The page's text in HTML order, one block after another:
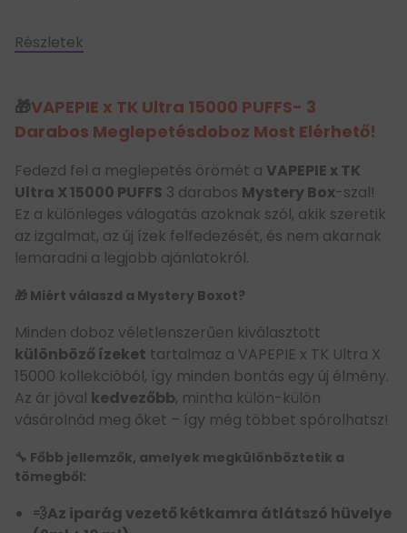
Részletek
🎁VAPEPIE x TK Ultra 15000 PUFFS- 3
Darabos Meglepetésdoboz Most Elérhető!
Fedezd fel a meglepetés örömét a VAPEPIE x TK
Ultra X 15000 PUFFS 3 darabos Mystery Box-szal!
Ez a különleges válogatás azoknak szól, akik szeretik
az izgalmat, az új ízek felfedezését, és nem akarnak
lemaradni a legjobb ajánlatokról.
🎁 Miért válaszd a Mystery Boxot?
Minden doboz véletlenszerűen kiválasztott
különböző ízeket tartalmaz a VAPEPIE x TK Ultra X
15000 kollekcióból, így minden bontás egy új élmény.
Az ár jóval kedvezőbb, mintha külön-külön
vásárolnád meg őket – így még többet spórolhatsz!
🔧 Főbb jellemzők, amelyek megkülönböztetik a
tömegből:
💨Az iparág vezető kétkamra átlátszó hüvelye